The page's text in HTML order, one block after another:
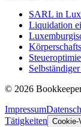
SARL in
Liquidation
© 2026
Impressum
Tätigkeiten Cookie-